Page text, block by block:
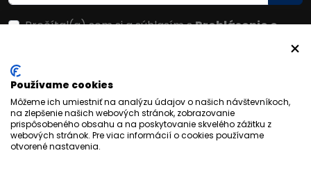
Prečítal(a) som si a súhlasím sPrehlásenie o
Používame cookies
Môžeme ich umiestniť na analýzu údajov o našich návštevníkoch,
na zlepšenie našich webových stránok, zobrazovanie
prispôsobeného obsahu a na poskytovanie skvelého zážitku z
webových stránok. Pre viac informácií o cookies používame
otvorené nastavenia.